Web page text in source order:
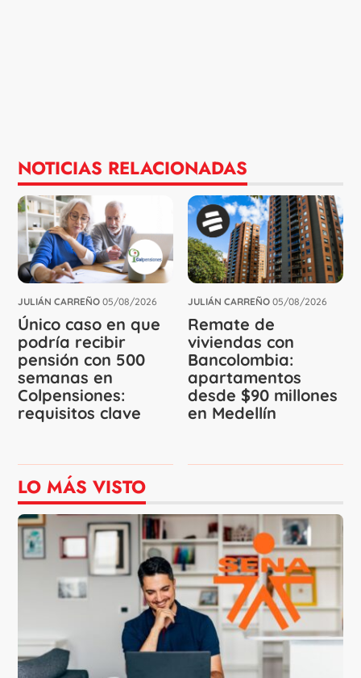
NOTICIAS RELACIONADAS
JULIÁN CARREÑO 05/08/2026
Único caso en que
podría recibir
pensión con 500
semanas en
Colpensiones:
requisitos clave
JULIÁN CARREÑO 05/08/2026
Remate de
viviendas con
Bancolombia:
apartamentos
desde $90 millones
en Medellín
LO MÁS VISTO